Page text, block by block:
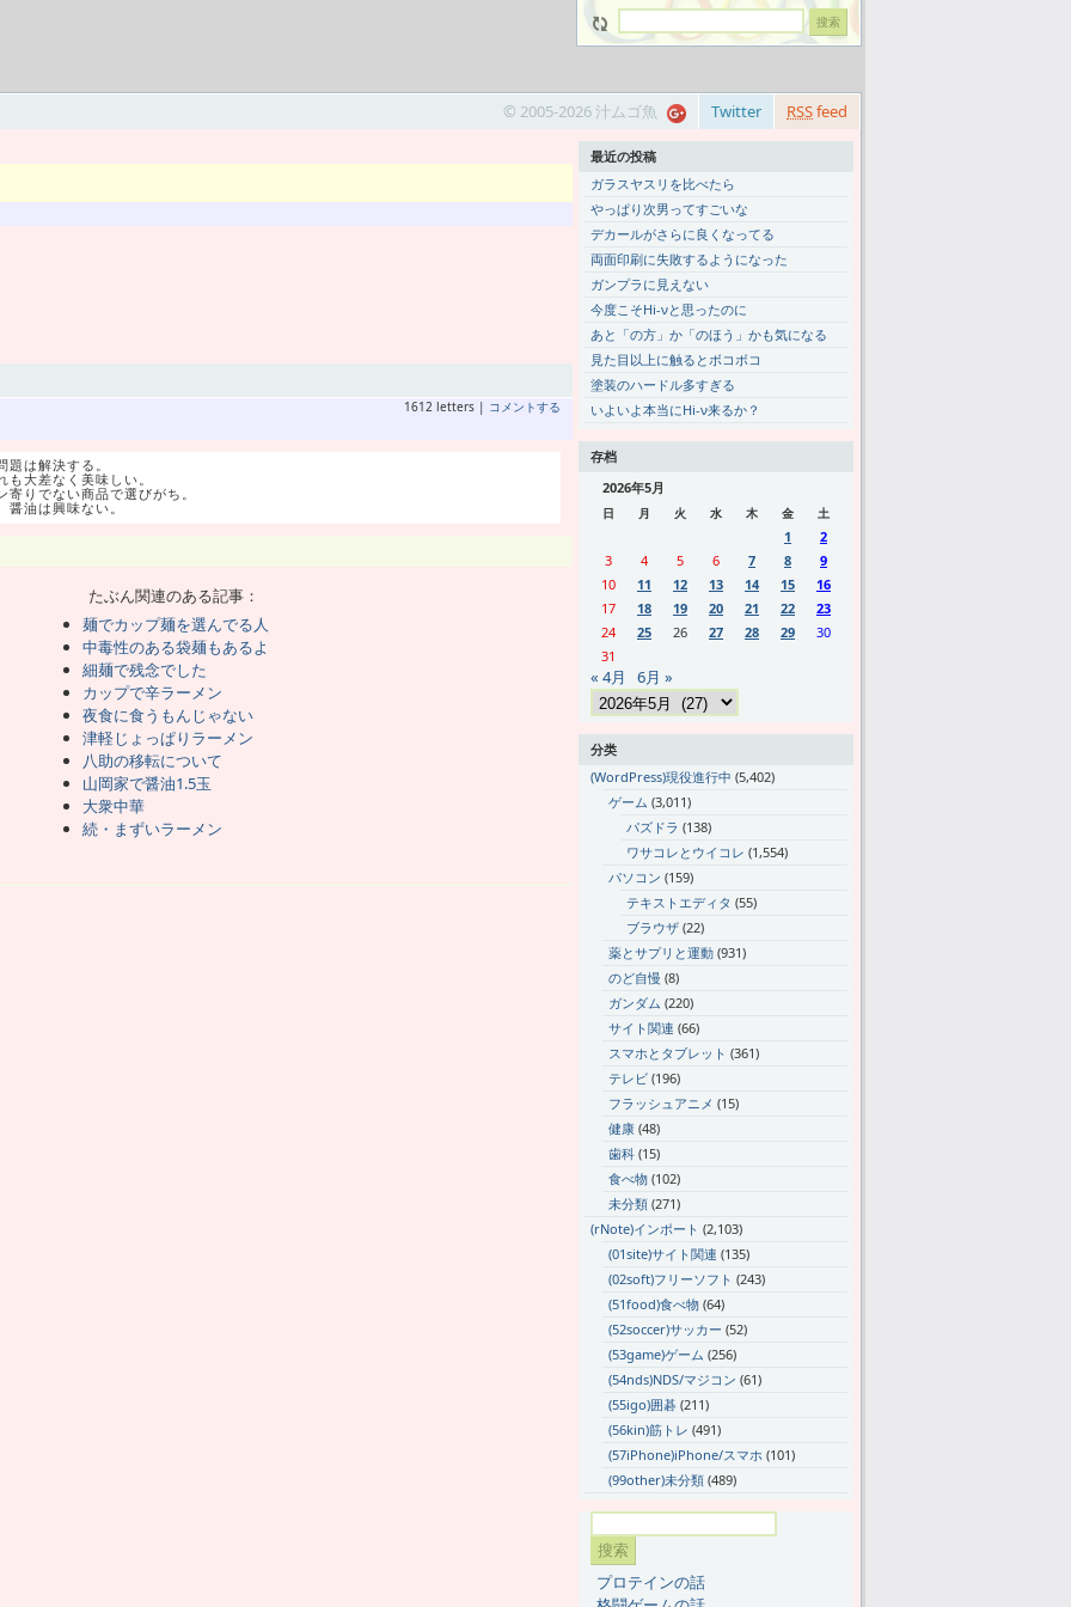
RSSfeed
Twitter
© 2005-2026 汁ムゴ魚
1612 letters | コメントする
は解決する。
大差なく美味しい。
りでない商品で選びがち。
油は興味ない。
も美味しくアタリもハズレもない世界。
いで買えるやつでとんこつ味があった。
だろうと棚に戻した。
つだし、気になって買ってしまった。
いと思って安心してた。
ので、あと4袋が憂鬱になる。
し、その一つにウェイパーがあった。
またウェイパーに戻ってた。
も美味しくなった。
は減らすどころか意図して増やしている。
もう古い課題だと認識している。
ト層でないと分かるので棚に戻す。
常商品のような味として整えてると思った。
てるのかと思い込んでた。
たぶん関連のある記事：
麺でカップ麺を選んでる人
中毒性のある袋麺もあるよ
細麺で残念でした
カップで辛ラーメン
夜食に食うもんじゃない
津軽じょっぱりラーメン
八助の移転について
山岡家で醤油1.5玉
大衆中華
続・まずいラーメン
最近の投稿
ガラスヤスリを比べたら
やっぱり次男ってすごいな
デカールがさらに良くなってる
両面印刷に失敗するようになった
ガンプラに見えない
今度こそHi-νと思ったのに
あと「の方」か「のほう」かも気になる
見た目以上に触るとボコボコ
塗装のハードル多すぎる
いよいよ本当にHi-ν来るか？
存档
2026年5月
日 月 火 水 木 金 土
1
2
3
4 5 6 7 8
9
10
11 12 13 14 15
16
17
18 19 20 21 22
23
24
25 26 27 28 29
30
31
« 4月 6月 »
分类
(WordPress)現役進行中 (5,402)
ゲーム (3,011)
パズドラ (138)
ワサコレとウイコレ (1,554)
パソコン (159)
テキストエディタ (55)
ブラウザ (22)
薬とサプリと運動 (931)
のど自慢 (8)
ガンダム (220)
サイト関連 (66)
スマホとタブレット (361)
テレビ (196)
フラッシュアニメ (15)
健康 (48)
歯科 (15)
食べ物 (102)
未分類 (271)
(rNote)インポート (2,103)
(01site)サイト関連 (135)
(02soft)フリーソフト (243)
(51food)食べ物 (64)
(52soccer)サッカー (52)
(53game)ゲーム (256)
(54nds)NDS/マジコン (61)
(55igo)囲碁 (211)
(56kin)筋トレ (491)
(57iPhone)iPhone/スマホ (101)
(99other)未分類 (489)
プロテインの話